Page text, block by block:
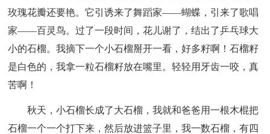
玫瑰花瓣还要艳。它引诱来了舞蹈家——蝴蝶，引来了歌唱
家——百灵鸟。过了一段时间，花儿谢了，结出了乒乓球大
小的石榴。我摘下一个小石榴掰开一看，好多籽啊！石榴籽
是白色的，我拿一粒石榴籽放在嘴里。轻轻用牙齿一咬，真
苦啊！
秋天，小石榴长成了大石榴，我就和爸爸用一根木棍把
石榴一个一个打下来，然后放进篮子里，我一数石榴，有四